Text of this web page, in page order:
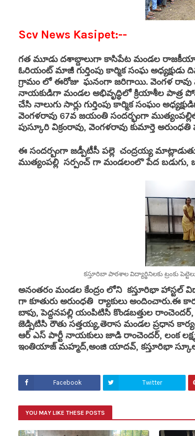
Scv News Kasipet:--
గత మూడు దశాబ్దాలుగా కాసిపేట మండల
ఓరియంట్ మాజీ గుర్తింపు కార్మిక సంఘ అధ్యక్షుడు
గ్రామం లో ఈరోజు ఘనంగా జరిగాయి. వెంగళ రావు
నాయకుడిగా మండల అభివృద్ధిలో క్రియాశీల పాత్ర
చేసి నాలుగు సార్లు గుర్తింపు కార్మిక సంఘం
వెంగళరావు 67వ జయంతి సందర్భంగా
పుస్కూరి విక్రంరావు, వెంగళరావు కుమార్తె
ఈ సందర్బంగా జడ్పీటీసీ పల్లె చంద్రయ్య
ముత్యంపల్లి సర్పంచ్ గా మండలంలొ పేద
కస్తూరిబా పాఠశాల విద్యార్థినిలకు ట్రంకు
అనంతరం మండల కేంద్రం లోని కస్తూరిభా హాస్టల్
గా కూతురు అరుంధతి ర్యాకులు అందించారు.ఈ
బాపు, పెద్దనపల్లి యంపిటిసి కొండబత్తుల
జెడ్పిటిసి రౌతు సత్తయ్య,తెరాస మండల ప్రధాన
ఆర్ ఎస్ పార్టీ నాయకులు జాడి రాంచెందర్, లంక
ఇంతియాజ్ మహ్మద్,అంజి యాదవ్, కస్తూరిభా స్కూలు
Facebook Twitter
YOU MAY LIKE THESE POSTS